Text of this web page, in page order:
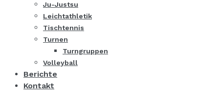
Ju-Justsu
Leichtathletik
Tischtennis
Turnen
Turngruppen
Volleyball
Berichte
Kontakt